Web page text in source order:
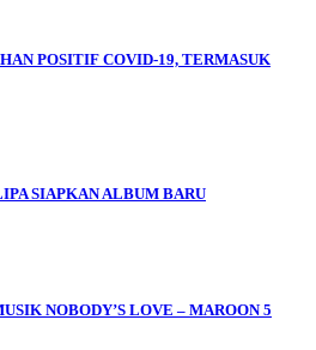
POSITIF COVID-19, TERMASUK
SIAPKAN ALBUM BARU
NOBODY’S LOVE – MAROON 5